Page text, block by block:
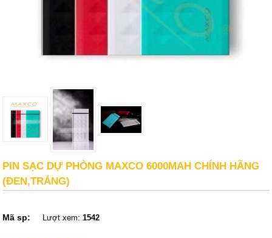
PIN SẠC DỰ PHÒNG MAXCO 6000MAH CHÍNH HÃNG
(ĐEN,TRẮNG)
Mã sp: Lượt xem:1542